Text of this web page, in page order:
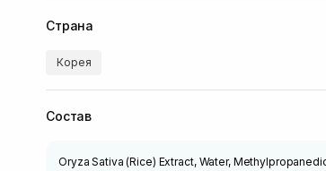
Страна
Корея
Состав
Oryza Sativa (Rice) Extract, Water,